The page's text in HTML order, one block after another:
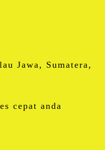
Jawa, Sumatera,
cepat anda